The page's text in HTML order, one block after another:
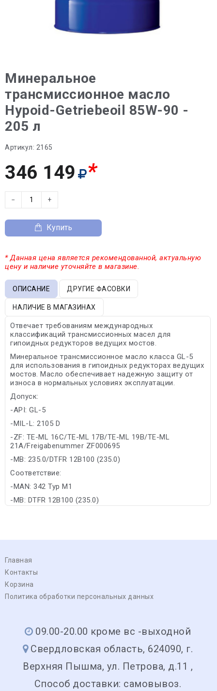
Минеральное
трансмиссионное масло
Hypoid-Getriebeoil 85W-90 -
205 л
Артикул: 2165
346 149 *
− +
Купить
* Данная цена является рекомендованной, актуальную
цену и наличие уточняйте в магазине.
ОПИСАНИЕ ДРУГИЕ ФАСОВКИ
НАЛИЧИЕ В МАГАЗИНАХ
Отвечает требованиям международных
классификаций трансмиссионных масел для
гипоидных редукторов ведущих мостов.
Минеральное трансмиссионное масло класса GL-5
для использования в гипоидных редукторах ведущих
мостов. Масло обеспечивает надежную защиту от
износа в нормальных условиях эксплуатации.
Допуск:
-API: GL-5
-MIL-L: 2105 D
-ZF: TE-ML 16C/TE-ML 17B/TE-ML 19B/TE-ML
21A/Freigabenummer ZF000695
-MB: 235.0/DTFR 12B100 (235.0)
Соответствие:
-MAN: 342 Typ M1
-MB: DTFR 12B100 (235.0)
Главная
Контакты
Корзина
Политика обработки персональных данных
09.00-20.00 кроме вс -выходной
Свердловская область, 624090, г.
Верхняя Пышма, ул. Петрова, д.11 ,
Способ доставки: самовывоз.